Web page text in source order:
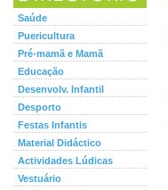
Saúde
Puericultura
Pré-mamã e Mamã
Educação
Desenvolv. Infantil
Desporto
Festas Infantis
Material Didáctico
Actividades Lúdicas
Vestuário